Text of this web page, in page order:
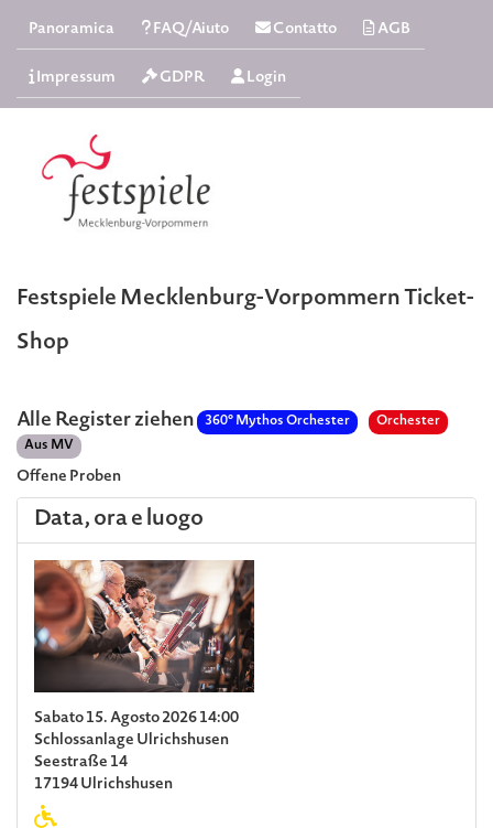
Panoramica FAQ/Aiuto Contatto AGB
Impressum GDPR Login
Festspiele Mecklenburg-Vorpommern Ticket-
Shop
Alle Register ziehen 360° Mythos Orchester
Orchester
Aus MV
Offene Proben
Data, ora e luogo
Sabato 15. Agosto 2026 14:00
Schlossanlage Ulrichshusen
Seestraße 14
17194 Ulrichshusen